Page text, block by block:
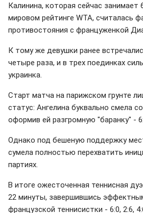
Калинина, которая сейчас занимает
мировом рейтинге WTA, считалась
противостояния с француженкой
К тому же девушки ранее
четыре раза, и в трех поединках
украинка.
Старт матча на парижском грунте
статус: Ангелина буквально смела
оформив ей разгромную "баранку" -
Однако под бешеную поддержку
сумела полностью перехватить
партиях.
В итоге ожесточенная теннисная
22 минуты, завершившись
французской теннисистки - 6:0, 2:6,